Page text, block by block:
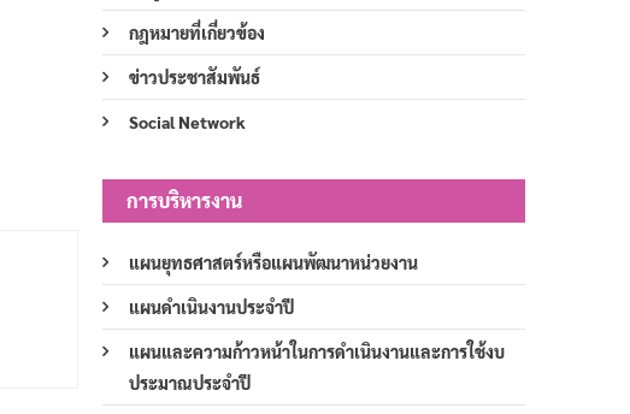
กฎหมายที่เกี่ยวข้อง
ข่าวประชาสัมพันธ์
Social Network
การบริหารงาน
แผนยุทธศาสตร์หรือแผนพัฒนาหน่วยงาน
แผนดำเนินงานประจำปี
แผนและความก้าวหน้าในการดำเนินงานและการใช้งบ
ประมาณประจำปี